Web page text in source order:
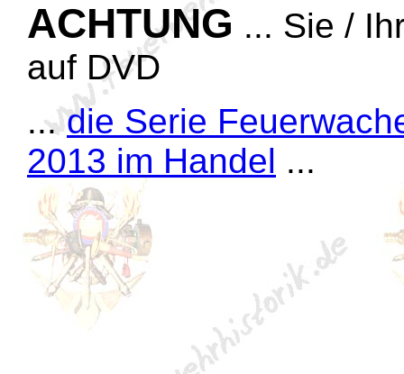
ACHTUNG ... Sie /
auf DVD
...die Serie
2013 im Handel ...